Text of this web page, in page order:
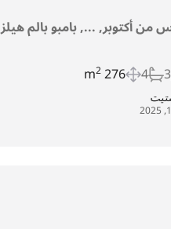
من أكتوبر, ..., بامبو بالم هيلز
3
4
276 m
2